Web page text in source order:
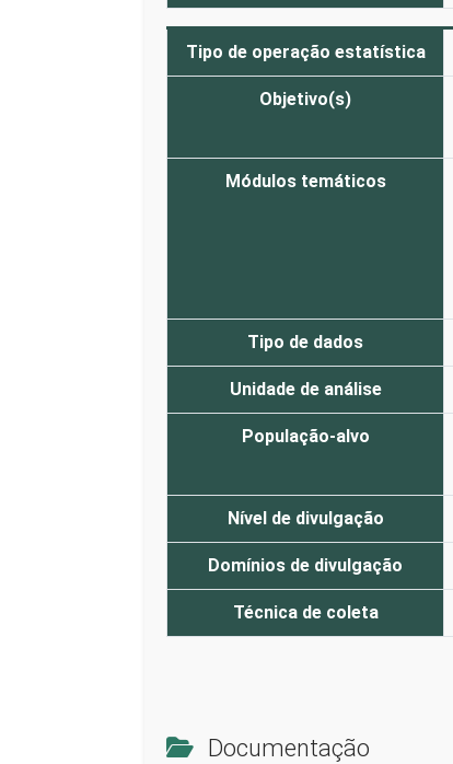
Tipo de operação estatística
Objetivo(s)
Módulos temáticos
Tipo de dados
Unidade de análise
População-alvo
Nível de divulgação
Domínios de divulgação
Técnica de coleta
Documentação